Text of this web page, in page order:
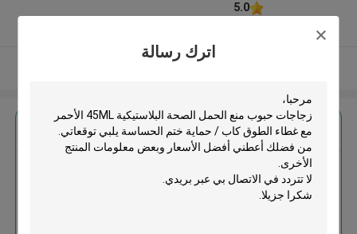
اترك رسالة
5.0
احصل على افضل سعر ل
زجاجات حبوب منع الحمل الصحة